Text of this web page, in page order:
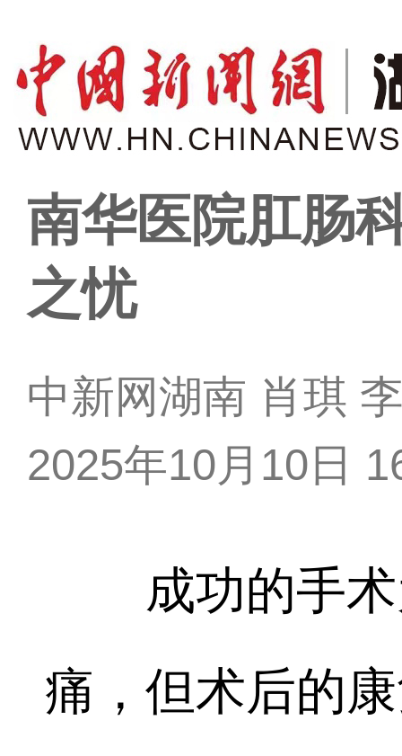
南华医院肛肠
之忧
中新网湖南 肖琪
2025年10月10日
成功的手术
痛，但术后的